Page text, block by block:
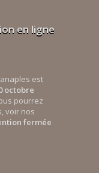
en ligne
est
octobre
pourrez
voir nos
fermée